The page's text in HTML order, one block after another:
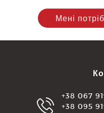
Мені
+38 067
+38 095